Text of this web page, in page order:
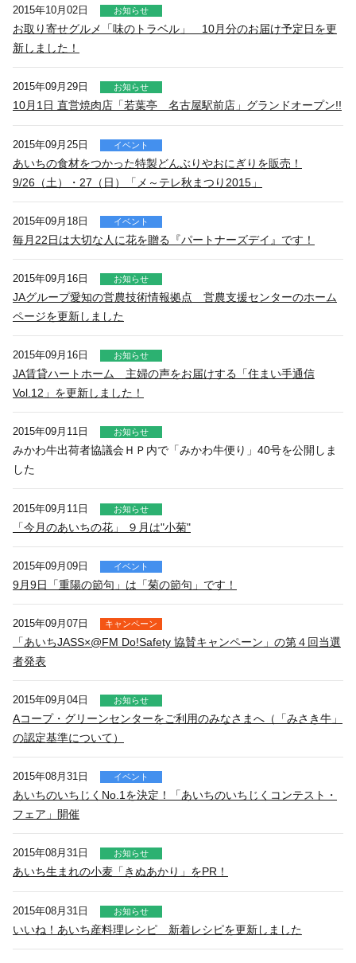
2015年10月02日 お知らせ
お取り寄せグルメ「味のトラベル」 10月分のお届け予定日を更
新しました！
2015年09月29日 お知らせ
10月1日 直営焼肉店「若葉亭 名古屋駅前店」グランドオープン!!
2015年09月25日 イベント
あいちの食材をつかった特製どんぶりやおにぎりを販売！
9/26（土）・27（日）「メ～テレ秋まつり2015」
2015年09月18日 イベント
毎月22日は大切な人に花を贈る『パートナーズデイ』です！
2015年09月16日 お知らせ
JAグループ愛知の営農技術情報拠点 営農支援センターのホーム
ページを更新しました
2015年09月16日 お知らせ
JA賃貸ハートホーム 主婦の声をお届けする「住まい手通信
Vol.12」を更新しました！
2015年09月11日 お知らせ
みかわ牛出荷者協議会ＨＰ内で「みかわ牛便り」40号を公開しま
した
2015年09月11日 お知らせ
「今月のあいちの花」 ９月は"小菊"
2015年09月09日 イベント
9月9日「重陽の節句」は「菊の節句」です！
2015年09月07日 キャンペーン
「あいちJASS×@FM Do!Safety 協賛キャンペーン」の第４回当選
者発表
2015年09月04日 お知らせ
Aコープ・グリーンセンターをご利用のみなさまへ（「みさき牛」
の認定基準について）
2015年08月31日 イベント
あいちのいちじくNo.1を決定！「あいちのいちじくコンテスト・
フェア」開催
2015年08月31日 お知らせ
あいち生まれの小麦「きぬあかり」をPR！
2015年08月31日 お知らせ
いいね！あいち産料理レシピ 新着レシピを更新しました